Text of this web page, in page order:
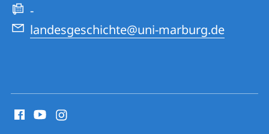
-
landesgeschichte@uni-marburg.de
Media